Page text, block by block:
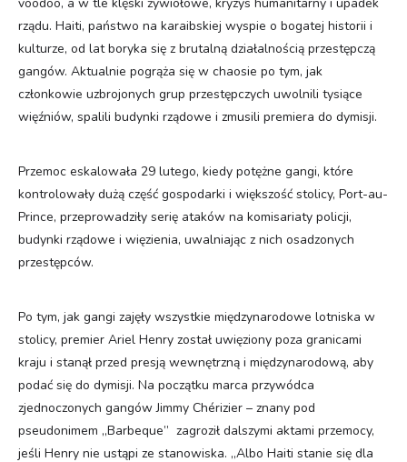
rządu. Haiti, państwo na karaibskiej wyspie o bogatej historii i
kulturze, od lat boryka się z brutalną działalnością przestępczą
gangów. Aktualnie pogrąża się w chaosie po tym, jak
członkowie uzbrojonych grup przestępczych uwolnili tysiące
więźniów, spalili budynki rządowe i zmusili premiera do dymisji.
Przemoc eskalowała 29 lutego, kiedy potężne gangi, które
kontrolowały dużą część gospodarki i większość stolicy, Port-au-
Prince, przeprowadziły serię ataków na komisariaty policji,
budynki rządowe i więzienia, uwalniając z nich osadzonych
przestępców.
Po tym, jak gangi zajęły wszystkie międzynarodowe lotniska w
stolicy, premier Ariel Henry został uwięziony poza granicami
kraju i stanął przed presją wewnętrzną i międzynarodową, aby
podać się do dymisji. Na początku marca przywódca
zjednoczonych gangów Jimmy Chérizier – znany pod
pseudonimem „Barbeque” zagroził dalszymi aktami przemocy,
jeśli Henry nie ustąpi ze stanowiska. „Albo Haiti stanie się dla